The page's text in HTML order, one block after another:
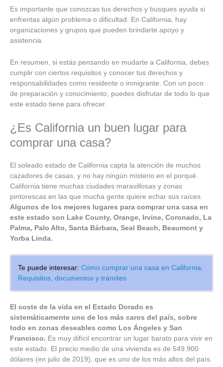
Es importante que conozcas tus derechos y busques ayuda si
enfrentas algún problema o dificultad. En California, hay
organizaciones y grupos que pueden brindarte apoyo y
asistencia.
En resumen, si estás pensando en mudarte a California, debes
cumplir con ciertos requisitos y conocer tus derechos y
responsabilidades como residente o inmigrante. Con un poco
de preparación y conocimiento, puedes disfrutar de todo lo que
este estado tiene para ofrecer.
¿Es California un buen lugar para
comprar una casa?
El soleado estado de California capta la atención de muchos
cazadores de casas, y no hay ningún misterio en el porqué.
California tiene muchas ciudades maravillosas y zonas
pintorescas en las que mucha gente quiere echar sus raíces.
Algunos de los mejores lugares para comprar una casa en
este estado son Lake County, Orange, Irvine, Coronado, La
Palma, Palo Alto, Santa Bárbara, Seal Beach, Beaumont y
Yorba Linda.
Te puede interesar: Cómo comprar una casa en California:
Requisitos, documentos y trámites
El coste de la vida en el Estado Dorado es
sistemáticamente uno de los más caros del país, sobre
todo en zonas deseables como Los Ángeles y San
Francisco. Es muy difícil encontrar un lugar barato para vivir en
este estado. El precio medio de una vivienda es de 549.900
dólares (en julio de 2019), que es uno de los más altos del país.